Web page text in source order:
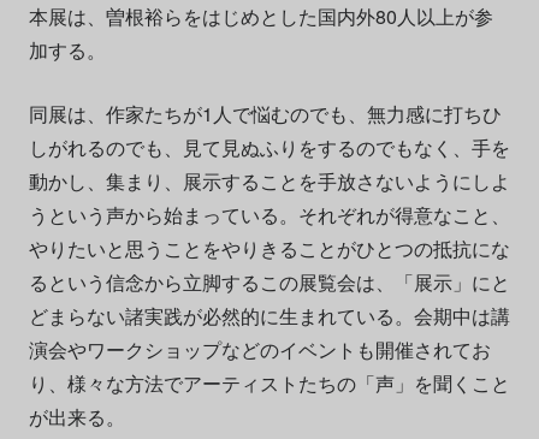
本展は、曽根裕らをはじめとした国内外80人以上が参
加する。
同展は、作家たちが1人で悩むのでも、無力感に打ちひ
しがれるのでも、見て見ぬふりをするのでもなく、手を
動かし、集まり、展示することを手放さないようにしよ
うという声から始まっている。それぞれが得意なこと、
やりたいと思うことをやりきることがひとつの抵抗にな
るという信念から立脚するこの展覧会は、「展示」にと
どまらない諸実践が必然的に生まれている。会期中は講
演会やワークショップなどのイベントも開催されてお
り、様々な方法でアーティストたちの「声」を聞くこと
が出来る。